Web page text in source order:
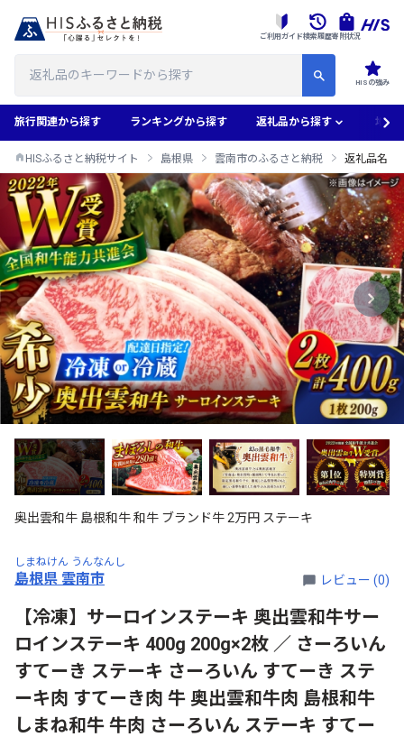
HISの強み
ご利用ガイド検索履歴寄附状況
旅行関連から探す ランキングから探す 返礼品から探す 地域
HISふるさと納税サイト 島根県 雲南市のふるさと納税 返礼品名
奥出雲和牛 島根和牛 和牛 ブランド牛 2万円 ステーキ
しまねけん うんなんし
島根県 雲南市 レビュー (0)
【冷凍】サーロインステーキ 奥出雲和牛サー
ロインステーキ 400g 200g×2枚 ／ さーろいん
すてーき ステーキ さーろいん すてーき ステ
ーキ肉 すてーき肉 牛 奥出雲和牛肉 島根和牛
しまね和牛 牛肉 さーろいん ステーキ すてー